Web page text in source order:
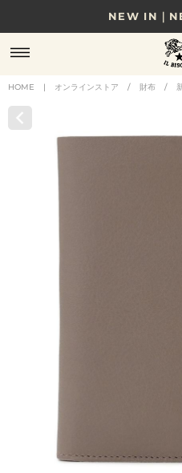
NEW IN｜
8/17(月)10時まで｜税
贈る相手やシーンから選
HOME | オンラインストア / 財布 /